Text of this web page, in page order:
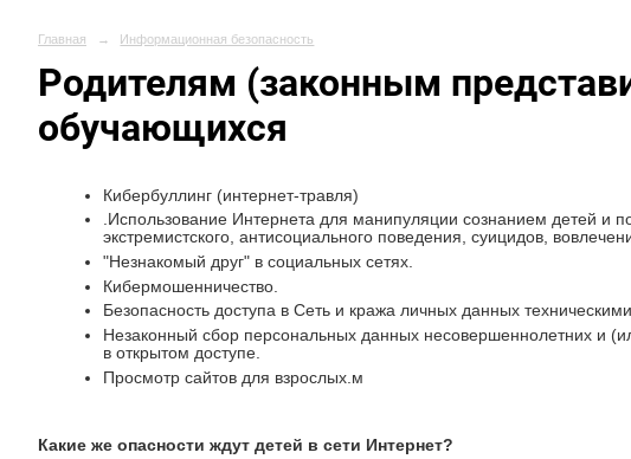
Главная → Информационная безопасность
Родителям (законным
обучающихся
Кибербуллинг (интернет-травля)
.Использование Интернета для манипуляции сознанием детей и
экстремистского, антисоциального поведения, суицидов,
"Незнакомый друг" в социальных сетях.
Кибермошенничество.
Безопасность доступа в Сеть и кража личных данных
Незаконный сбор персональных данных несовершеннолетних и
в открытом доступе.
Просмотр сайтов для взрослых.м
Какие же опасности ждут детей в сети Интернет?